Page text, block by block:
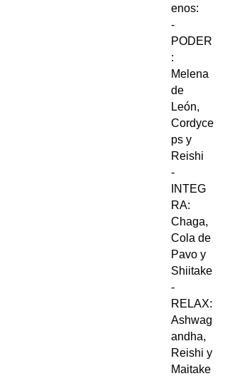
enos:
-
PODER
:
Melena
de
León,
Cordyce
ps y
Reishi
-
INTEG
RA:
Chaga,
Cola de
Pavo y
Shiitake
-
RELAX:
Ashwag
andha,
Reishi y
Maitake